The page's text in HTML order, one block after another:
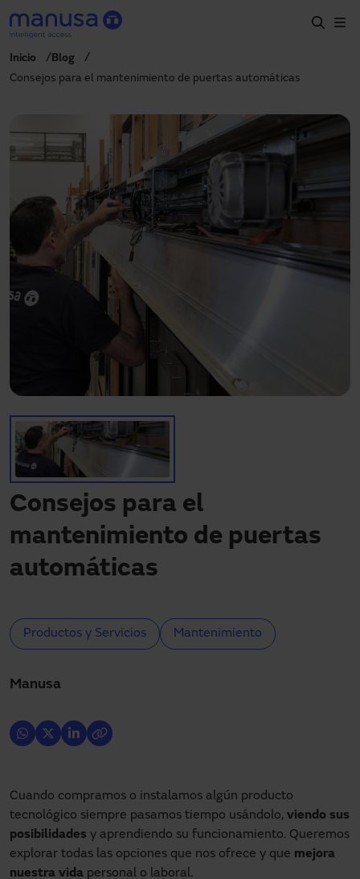
Pasar al contenido principal
Servicios
Proyectos
Sobre nosotros
ES
manusa@manusa.com
Contacto
Inicio
Blog
Consejos para el mantenimiento de puertas automáticas
Consejos para el
mantenimiento de puertas
automáticas
Productos y Servicios Mantenimiento
Manusa
Cuando compramos o instalamos algún producto
tecnológico siempre pasamos tiempo usándolo, viendo sus
posibilidades y aprendiendo su funcionamiento. Queremos
explorar todas las opciones que nos ofrece y que mejora
nuestra vida personal o laboral.